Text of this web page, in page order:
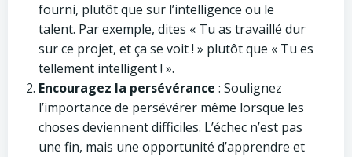
fourni, plutôt que sur l’intelligence ou le
talent. Par exemple, dites « Tu as travaillé dur
sur ce projet, et ça se voit ! » plutôt que « Tu es
tellement intelligent ! ».
Encouragez la persévérance : Soulignez
l’importance de persévérer même lorsque les
choses deviennent difficiles. L’échec n’est pas
une fin, mais une opportunité d’apprendre et